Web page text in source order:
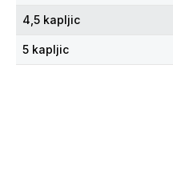
4,5 kapljic
5 kapljic